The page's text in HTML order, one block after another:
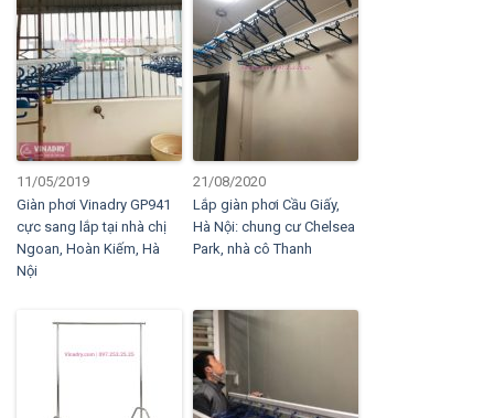
11/05/2019
Giàn phơi Vinadry GP941
cực sang lắp tại nhà chị
Ngoan, Hoàn Kiếm, Hà
Nội
21/08/2020
Lắp giàn phơi Cầu Giấy,
Hà Nội: chung cư Chelsea
Park, nhà cô Thanh